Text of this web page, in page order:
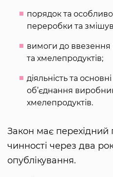
порядок та
переробки та
вимоги до
та хмелепродуктів;
діяльність та
об’єднання
хмелепродуктів.
Закон має перехідний
чинності через два
опублікування.